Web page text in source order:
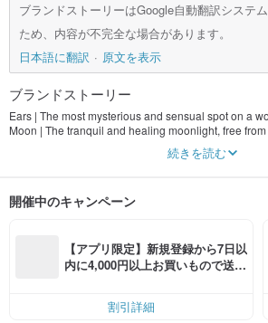
ブランドストーリーはGoogle自動翻訳システ
ため、内容が不完全な場合があります。
日本語に翻訳
原文を表示
ブランドストーリー
Ears | The most mysterious and sensual spot on a
Moon | The tranquil and healing moonlight, free
Stone | A natural Gemstone formed by nature over
I'm even more fascinated by those things that
We insist on "smoothness" as the core configuration.
Carefully selected, high-quality, translucent natural
The product designs are designed to be timeless
role as the perfect finishing touch.
続きを読む
開催中のキャンペーン
【アプリ限定】新規登録から7日以
内に4,000円以上お買いもので送料
割引詳細